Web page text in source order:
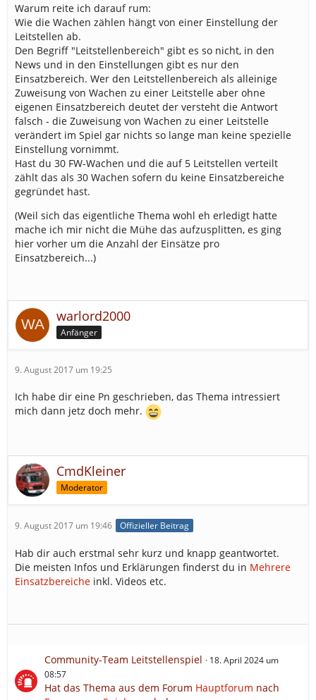
Warum reite ich darauf rum:
Wie die Wachen zählen hängt von einer Einstellung der
Leitstellen ab.
Den Begriff "Leitstellenbereich" gibt es so nicht, in den
News und in den Einstellungen gibt es nur den
Einsatzbereich. Wer den Leitstellenbereich als alleinige
Zuweisung von Wachen zu einer Leitstelle aber ohne
eigenen Einsatzbereich deutet der versteht die Antwort
falsch - die Zuweisung von Wachen zu einer Leitstelle
verändert im Spiel gar nichts so lange man keine spezielle
Einstellung vornimmt.
Hast du 30 FW-Wachen und die auf 5 Leitstellen verteilt
zählt das als 30 Wachen sofern du keine Einsatzbereiche
gegründet hast.
(Weil sich das eigentliche Thema wohl eh erledigt hatte
mache ich mir nicht die Mühe das aufzusplitten, es ging
hier vorher um die Anzahl der Einsätze pro
Einsatzbereich...)
warlord2000
Anfänger
9. August 2017 um 19:25
Ich habe dir eine Pn geschrieben, das Thema intressiert
mich dann jetz doch mehr.
CmdKleiner
Moderator
9. August 2017 um 19:46 Offizieller Beitrag
Hab dir auch erstmal sehr kurz und knapp geantwortet.
Die meisten Infos und Erklärungen finderst du in Mehrere
Einsatzbereiche inkl. Videos etc.
Community-Team Leitstellenspiel
18. April 2024 um
08:57
Hat das Thema aus dem Forum Hauptforum nach